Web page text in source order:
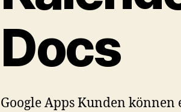
Docs
Google Apps Kunden